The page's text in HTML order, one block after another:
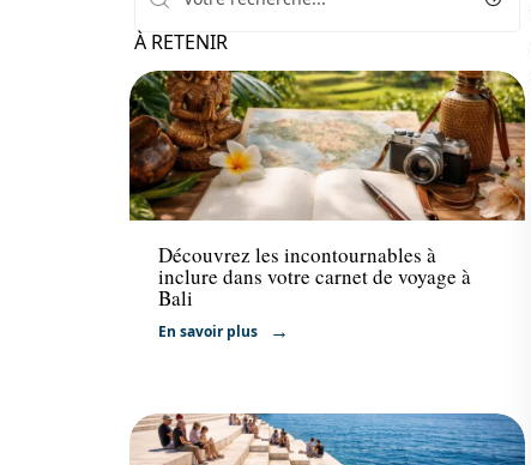
À RETENIR
Actu
Découvrez les incontournables à
inclure dans votre carnet de voyage à
Bali
En savoir plus